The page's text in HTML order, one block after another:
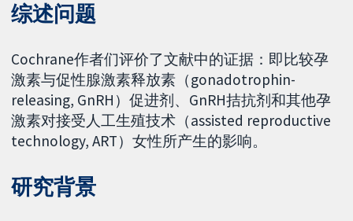
综述问题
Cochrane作者们评价了文献中的证据：即比较孕
激素与促性腺激素释放素（gonadotrophin-
releasing, GnRH）促进剂、GnRH拮抗剂和其他孕
激素对接受人工生殖技术（assisted reproductive
technology, ART）女性所产生的影响。
研究背景